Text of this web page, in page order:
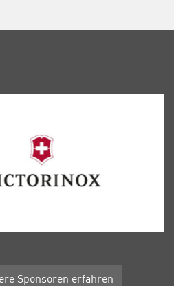
Sponsoren erfahren